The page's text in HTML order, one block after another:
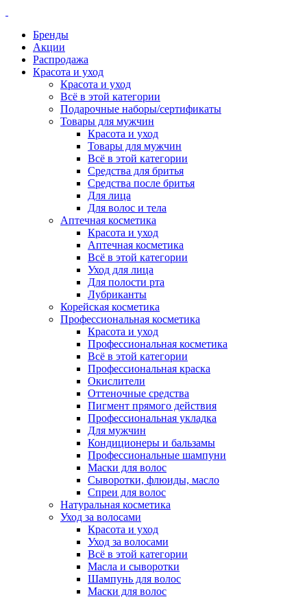
Бренды
Акции
Распродажа
Красота и уход
Красота и уход
Всё в этой категории
Подарочные наборы/сертификаты
Товары для мужчин
Красота и уход
Товары для мужчин
Всё в этой категории
Средства для бритья
Средства после бритья
Для лица
Для волос и тела
Аптечная косметика
Красота и уход
Аптечная косметика
Всё в этой категории
Уход для лица
Для полости рта
Лубриканты
Корейская косметика
Профессиональная косметика
Красота и уход
Профессиональная косметика
Всё в этой категории
Профессиональная краска
Окислители
Оттеночные средства
Пигмент прямого действия
Профессиональная укладка
Для мужчин
Кондиционеры и бальзамы
Профессиональные шампуни
Маски для волос
Сыворотки, флюиды, масло
Спреи для волос
Натуральная косметика
Уход за волосами
Красота и уход
Уход за волосами
Всё в этой категории
Масла и сыворотки
Шампунь для волос
Маски для волос